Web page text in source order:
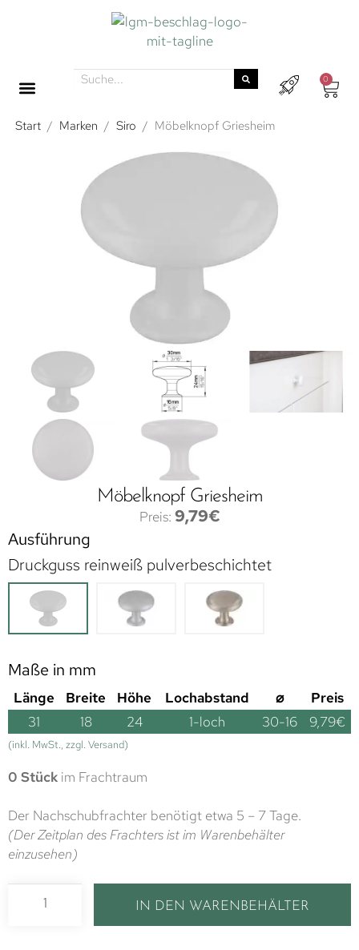
0
Start / Marken / Siro / Möbelknopf Griesheim
Möbelknopf Griesheim
9,79€
Ausführung
Druckguss reinweiß pulverbeschichtet
Maße in mm
Länge Breite Höhe Lochabstand ⌀
Preis
31
18 24 1-loch 30-16 9,79€
(inkl. MwSt., zzgl. Versand)
0 Stück im Frachtraum
Der Nachschubfrachter benötigt etwa 5 – 7 Tage.
(Der Zeitplan des Frachters ist im Warenbehälter
einzusehen)
IN DEN WARENBEHÄLTER